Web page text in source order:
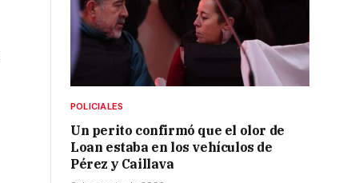
POLICIALES
Un perito confirmó que el olor de
Loan estaba en los vehículos de
Pérez y Caillava